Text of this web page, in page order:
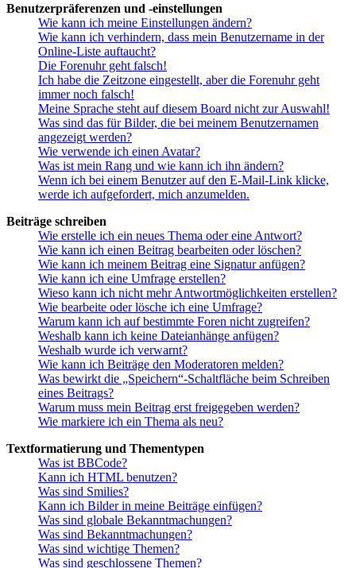
Benutzerpräferenzen und -einstellungen
Wie kann ich meine Einstellungen ändern?
Wie kann ich verhindern, dass mein Benutzername in der
Online-Liste auftaucht?
Die Forenuhr geht falsch!
Ich habe die Zeitzone eingestellt, aber die Forenuhr geht
immer noch falsch!
Meine Sprache steht auf diesem Board nicht zur Auswahl!
Was sind das für Bilder, die bei meinem Benutzernamen
angezeigt werden?
Wie verwende ich einen Avatar?
Was ist mein Rang und wie kann ich ihn ändern?
Wenn ich bei einem Benutzer auf den E-Mail-Link klicke,
werde ich aufgefordert, mich anzumelden.
Beiträge schreiben
Wie erstelle ich ein neues Thema oder eine Antwort?
Wie kann ich einen Beitrag bearbeiten oder löschen?
Wie kann ich meinem Beitrag eine Signatur anfügen?
Wie kann ich eine Umfrage erstellen?
Wieso kann ich nicht mehr Antwortmöglichkeiten erstellen?
Wie bearbeite oder lösche ich eine Umfrage?
Warum kann ich auf bestimmte Foren nicht zugreifen?
Weshalb kann ich keine Dateianhänge anfügen?
Weshalb wurde ich verwarnt?
Wie kann ich Beiträge den Moderatoren melden?
Was bewirkt die „Speichern“-Schaltfläche beim Schreiben
eines Beitrags?
Warum muss mein Beitrag erst freigegeben werden?
Wie markiere ich ein Thema als neu?
Textformatierung und Thementypen
Was ist BBCode?
Kann ich HTML benutzen?
Was sind Smilies?
Kann ich Bilder in meine Beiträge einfügen?
Was sind globale Bekanntmachungen?
Was sind Bekanntmachungen?
Was sind wichtige Themen?
Was sind geschlossene Themen?